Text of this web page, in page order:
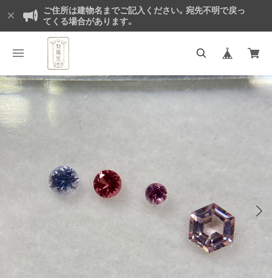
ご住所は建物名までご記入ください。宛先不明で戻っ
てくる場合があります。